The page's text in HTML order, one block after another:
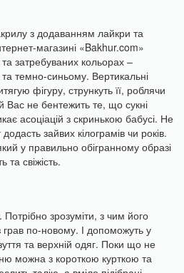
з додаванням лайкри та
магазині «Bakhur.com»
затребуваних кольорах –
темно-синьому. Вертикальні
фігуру, стрункуть її, роблячи
не бентежить те, що сукні
асоціацій з скринькою бабусі. Не
зайвих кілограмів чи років.
у правильно обігранному образі
та свіжість.
зрозуміти, з чим його
по-новому. І допоможуть у
та верхній одяг. Поки що не
можна з короткою курткою та